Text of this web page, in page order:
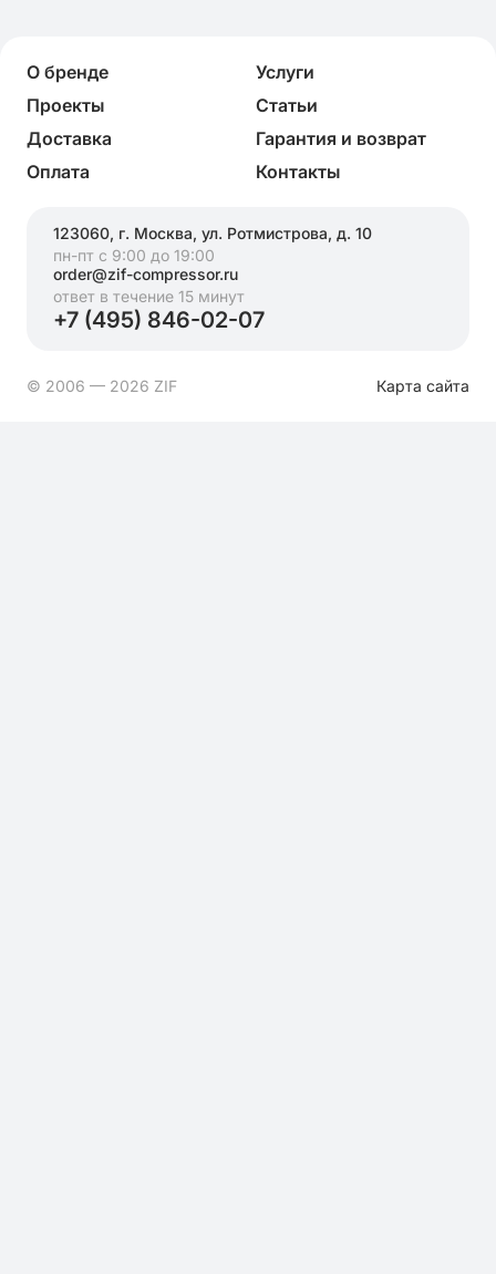
О бренде
Услуги
Проекты
Статьи
Доставка
Гарантия и возврат
Оплата
Контакты
123060, г. Москва, ул. Ротмистрова, д. 10
пн-пт с 9:00 до 19:00
order@zif-compressor.ru
ответ в течение 15 минут
+7 (495) 846-02-07
© 2006 — 2026 ZIF Карта сайта